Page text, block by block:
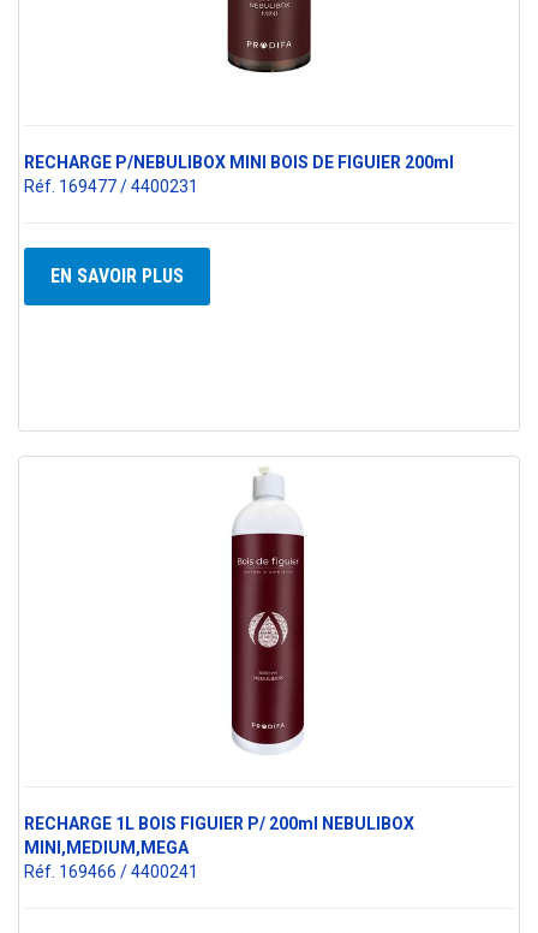
RECHARGE P/NEBULIBOX MINI BOIS DE FIGUIER 200ml
Réf. 169477 / 4400231
EN SAVOIR PLUS
RECHARGE 1L BOIS FIGUIER P/ 200ml NEBULIBOX
MINI,MEDIUM,MEGA
Réf. 169466 / 4400241